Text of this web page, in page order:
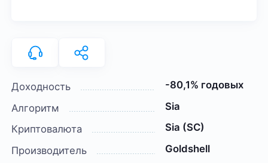
Доходность
-80,1% годовых
Алгоритм
Sia
Криптовалюта
Sia (SC)
Производитель
Goldshell